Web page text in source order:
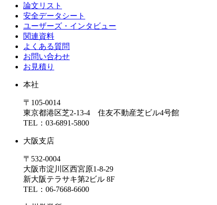
論文リスト
安全データシート
ユーザーズ・インタビュー
関連資料
よくある質問
お問い合わせ
お見積り
本社
〒105-0014
東京都港区芝2-13-4 住友不動産芝ビル4号館
TEL：03-6891-5800
大阪支店
〒532-0004
大阪市淀川区西宮原1-8-29
新大阪テラサキ第2ビル 8F
TEL：06-7668-6600